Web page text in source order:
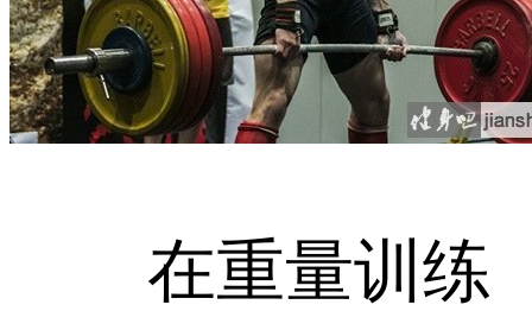
在重量训练